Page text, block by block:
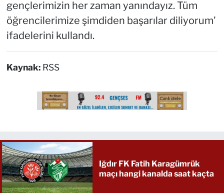
gençlerimizin her zaman yanındayız. Tüm
öğrencilerimize şimdiden başarılar diliyorum'
ifadelerini kullandı.
Kaynak: RSS
Iğdır FK Fatih Karagümrük
maçı hangi kanalda saat kaçta